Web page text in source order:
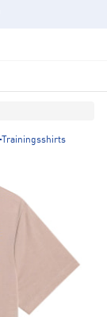
Trainingsshirts